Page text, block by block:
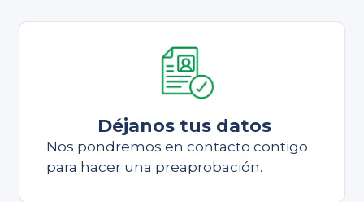
Déjanos tus datos
Nos pondremos en contacto contigo
para hacer una preaprobación.